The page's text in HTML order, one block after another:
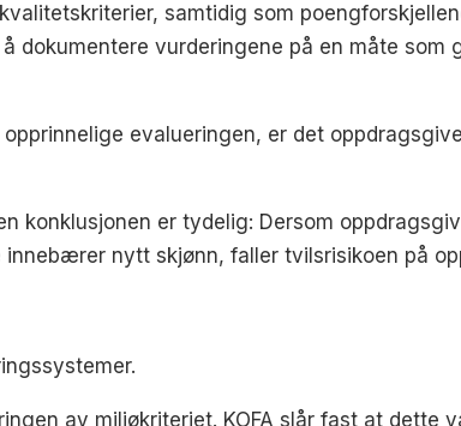
samtidig som
dokumentere vurderingene på en måte som
evalueringen, er det
konklusjonen er tydelig: Dersom
nytt skjønn, faller tvilsrisikoen på
av miljøkriteriet. KOFA slår fast at dette